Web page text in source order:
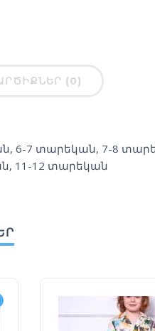
(0)
, 6-7 տարեկան, 7-8
, 11-12 տարեկան